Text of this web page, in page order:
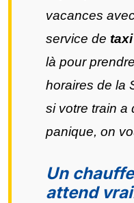
vacances
service de
là pour
horaires de la
si votre train a
panique, on
Un
attend